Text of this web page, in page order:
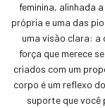
feminina, alinhada
própria e uma das
uma visão clara: a
força que merece
criados com um
corpo é um reflexo
suporte que